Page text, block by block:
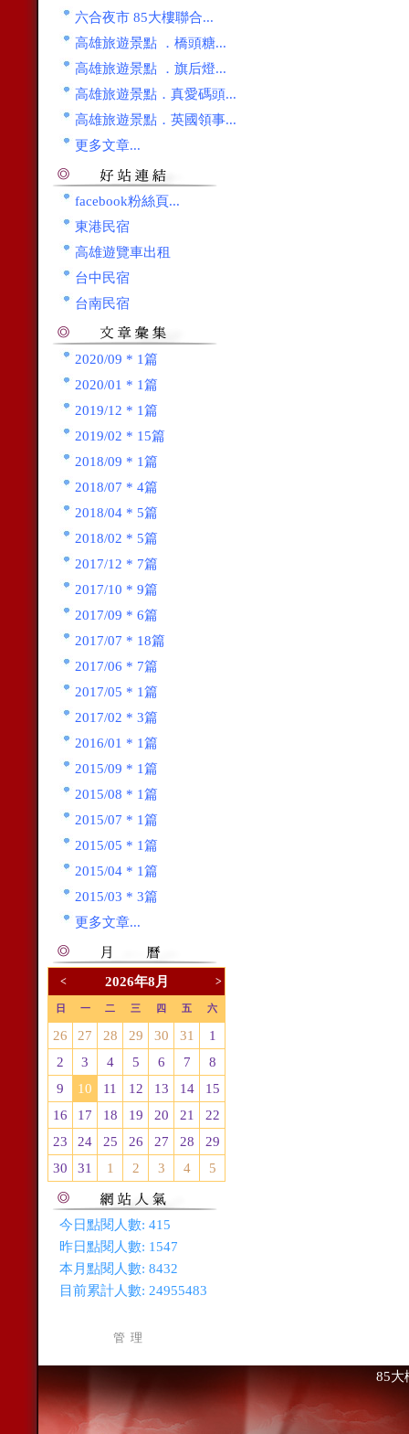
六合夜市 85大樓聯合...
高雄旅遊景點 ．橋頭糖...
高雄旅遊景點 ．旗后燈...
高雄旅遊景點．真愛碼頭...
高雄旅遊景點．英國領事...
更多文章...
facebook粉絲頁...
東港民宿
高雄遊覽車出租
台中民宿
台南民宿
2020/09 * 1篇
2020/01 * 1篇
2019/12 * 1篇
2019/02 * 15篇
2018/09 * 1篇
2018/07 * 4篇
2018/04 * 5篇
2018/02 * 5篇
2017/12 * 7篇
2017/10 * 9篇
2017/09 * 6篇
2017/07 * 18篇
2017/06 * 7篇
2017/05 * 1篇
2017/02 * 3篇
2016/01 * 1篇
2015/09 * 1篇
2015/08 * 1篇
2015/07 * 1篇
2015/05 * 1篇
2015/04 * 1篇
2015/03 * 3篇
更多文章...
< 2026年8月 >
日 一 二 三 四 五 六
26 27 28 29 30 31
1
2
3 4 5 6 7
8
9
10 11 12 13 14
15
16
17 18 19 20 21
22
23
24 25 26 27 28
29
30
31 1 2 3 4 5
今日點閱人數: 415
昨日點閱人數: 1547
本月點閱人數: 8432
目前累計人數: 24955483
管 理
85大